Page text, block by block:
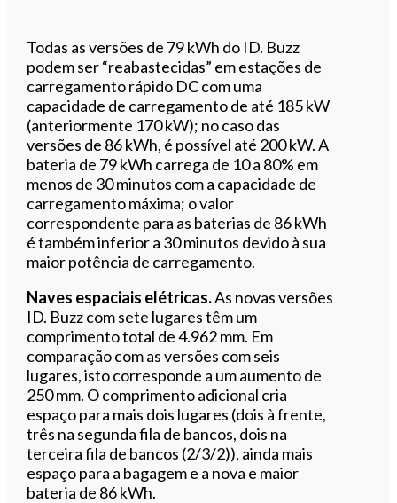
Todas as versões de 79 kWh do ID. Buzz
podem ser “reabastecidas” em estações de
carregamento rápido DC com uma
capacidade de carregamento de até 185 kW
(anteriormente 170 kW); no caso das
versões de 86 kWh, é possível até 200 kW. A
bateria de 79 kWh carrega de 10 a 80% em
menos de 30 minutos com a capacidade de
carregamento máxima; o valor
correspondente para as baterias de 86 kWh
é também inferior a 30 minutos devido à sua
maior potência de carregamento.
Naves espaciais elétricas.As novas versões
ID. Buzz com sete lugares têm um
comprimento total de 4.962 mm. Em
comparação com as versões com seis
lugares, isto corresponde a um aumento de
250 mm. O comprimento adicional cria
espaço para mais dois lugares (dois à frente,
três na segunda fila de bancos, dois na
terceira fila de bancos (2/3/2)), ainda mais
espaço para a bagagem e a nova e maior
bateria de 86 kWh.